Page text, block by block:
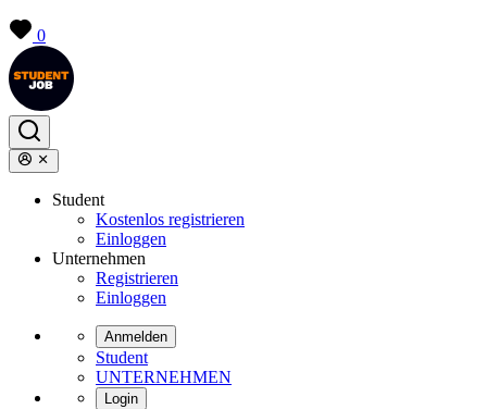
0
Student
Kostenlos registrieren
Einloggen
Unternehmen
Registrieren
Einloggen
Anmelden
Student
UNTERNEHMEN
Login